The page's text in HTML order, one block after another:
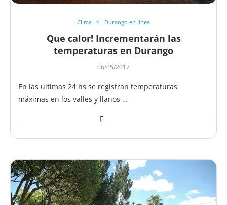
Clima Durango en línea
Que calor! Incrementarán las
temperaturas en Durango
06/05/2017
En las últimas 24 hs se registran temperaturas
máximas en los valles y llanos …